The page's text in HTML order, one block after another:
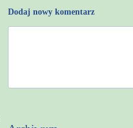
Dodaj nowy komentarz